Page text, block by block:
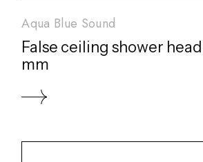
Aqua Blue Sound
False ceiling shower
mm